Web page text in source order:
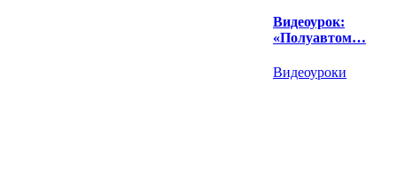
Видеоурок:
«Полуавтом…
Видеоуроки